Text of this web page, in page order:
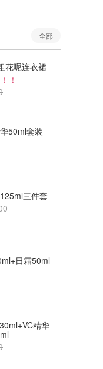
全部
花呢连衣裙
！
50ml套装
三件套
日霜50ml
精华